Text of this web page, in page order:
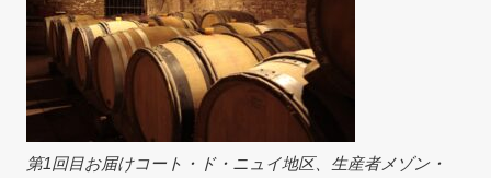
第1回目お届けコート・ド・ニュイ地区、生産者メゾン・